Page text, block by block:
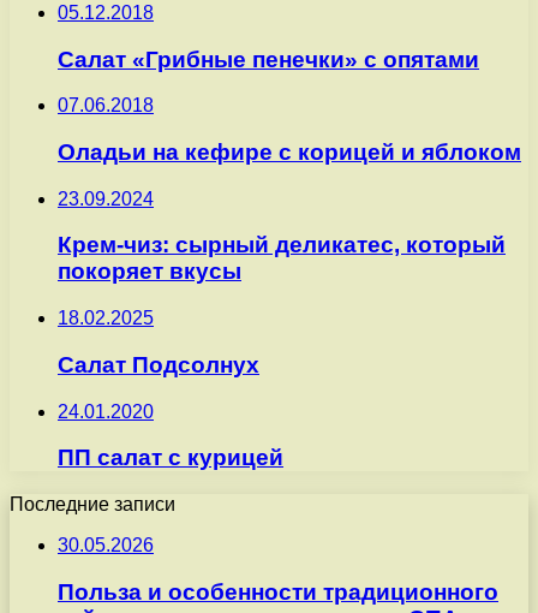
05.12.2018
Салат «Грибные пенечки» с опятами
07.06.2018
Оладьи на кефире с корицей и яблоком
23.09.2024
Крем-чиз: сырный деликатес, который
покоряет вкусы
18.02.2025
Салат Подсолнух
24.01.2020
ПП салат с курицей
Последние записи
30.05.2026
Польза и особенности традиционного